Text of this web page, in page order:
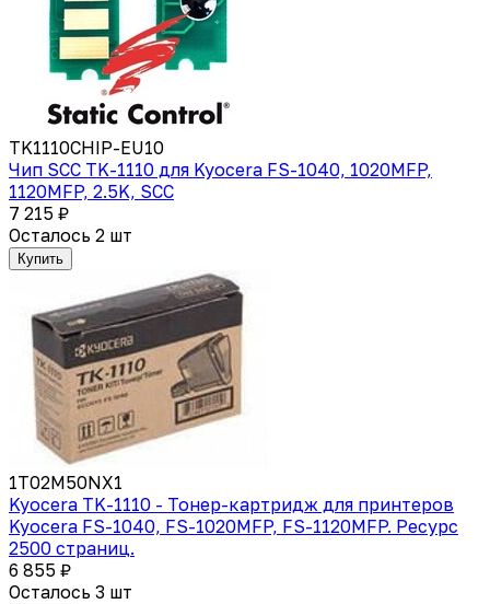
TK1110CHIP-EU10
Чип SCC TK-1110 для Kyocera FS-1040, 1020MFP,
1120MFP, 2.5K, SCC
7 215 ₽
Осталось 2 шт
Купить
1T02M50NX1
Kyocera TK-1110 - Тонер-картридж для принтеров
Kyocera FS-1040, FS-1020MFP, FS-1120MFP. Ресурс
2500 страниц.
6 855 ₽
Осталось 3 шт